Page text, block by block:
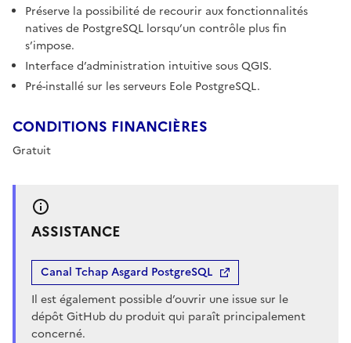
Préserve la possibilité de recourir aux fonctionnalités
natives de PostgreSQL lorsqu’un contrôle plus fin
s’impose.
Interface d’administration intuitive sous QGIS.
Pré-installé sur les serveurs Eole PostgreSQL.
CONDITIONS FINANCIÈRES
Gratuit
ASSISTANCE
Canal Tchap Asgard PostgreSQL
Il est également possible d’ouvrir une issue sur le
dépôt GitHub du produit qui paraît principalement
concerné.